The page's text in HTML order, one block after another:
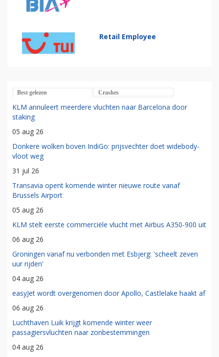
Retail Employee
Best gelezen Crashes
KLM annuleert meerdere vluchten naar Barcelona door
staking
05 aug 26
Donkere wolken boven IndiGo: prijsvechter doet widebody-
vloot weg
31 jul 26
Transavia opent komende winter nieuwe route vanaf
Brussels Airport
05 aug 26
KLM stelt eerste commerciële vlucht met Airbus A350-900 uit
06 aug 26
Groningen vanaf nu verbonden met Esbjerg: 'scheelt zeven
uur rijden'
04 aug 26
easyJet wordt overgenomen door Apollo, Castlelake haakt af
06 aug 26
Luchthaven Luik krijgt komende winter weer
passagiersvluchten naar zonbestemmingen
04 aug 26